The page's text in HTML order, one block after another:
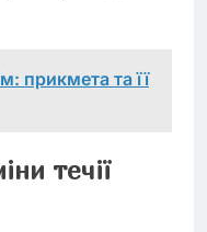
прикмета та її
течії